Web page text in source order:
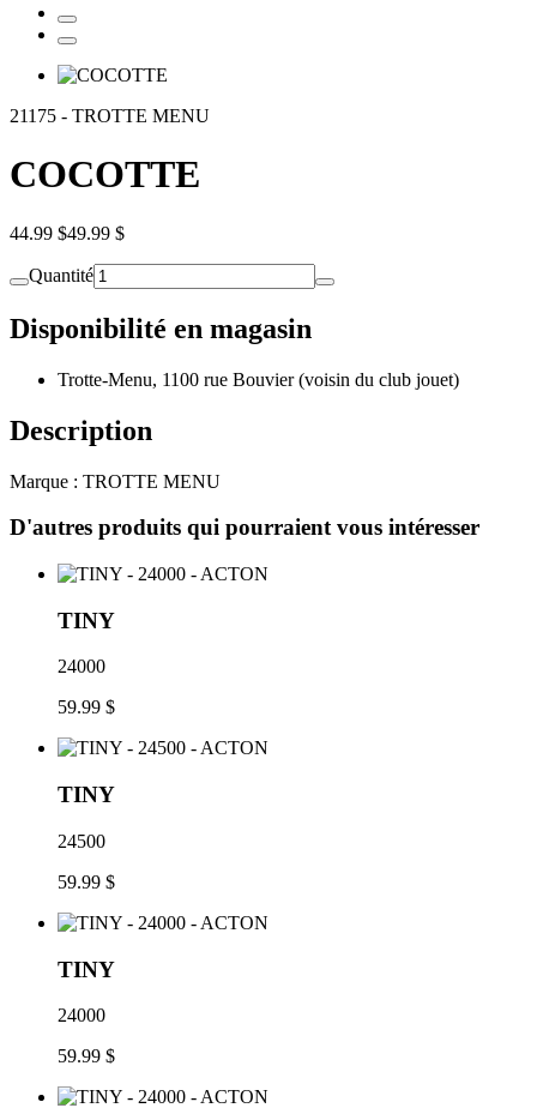
21175 - TROTTE MENU
COCOTTE
44.99 $49.99 $
Quantité
Disponibilité en magasin
Trotte-Menu, 1100 rue Bouvier (voisin du club jouet)
Description
Marque : TROTTE MENU
D'autres produits qui pourraient vous intéresser
TINY
24000
59.99 $
TINY
24500
59.99 $
TINY
24000
59.99 $